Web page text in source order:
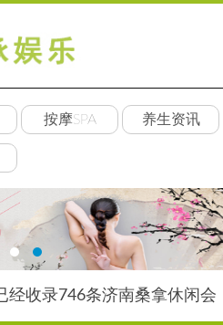
按摩SPA 养生资讯
经收录746条济南桑拿休闲会